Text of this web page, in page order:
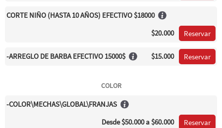
CORTE NIÑO (HASTA 10 AÑOS) EFECTIVO $18000
$20.000
Reservar
-ARREGLO DE BARBA EFECTIVO 15000$ $15.000 Reservar
COLOR
-COLOR\MECHAS\GLOBAL\FRANJAS
Desde$50.000a $60.000 Reservar